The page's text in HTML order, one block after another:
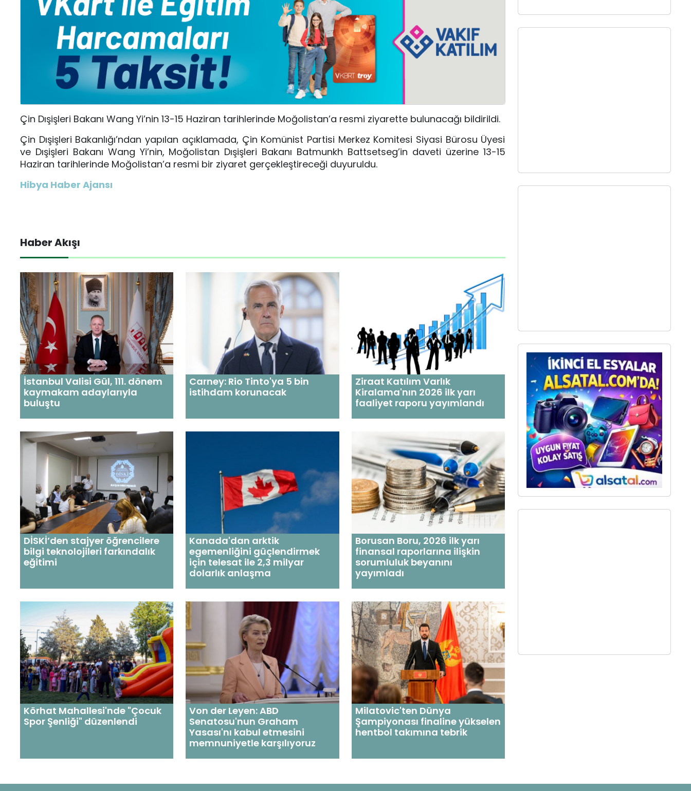
Çin Dışişleri Bakanı Wang Yi’nin 13-15 Haziran tarihlerinde Moğolistan’a resmi ziyarette bulunacağı bildirildi.
Çin Dışişleri Bakanlığı’ndan yapılan açıklamada, Çin Komünist Partisi Merkez Komitesi Siyasi Bürosu Üyesi
ve Dışişleri Bakanı Wang Yi’nin, Moğolistan Dışişleri Bakanı Batmunkh Battsetseg’in daveti üzerine 13-15
Haziran tarihlerinde Moğolistan’a resmi bir ziyaret gerçekleştireceği duyuruldu.
Hibya Haber Ajansı
Haber Akışı
İstanbul Valisi Gül, 111. dönem
kaymakam adaylarıyla
buluştu
Carney: Rio Tinto'ya 5 bin
istihdam korunacak
Ziraat Katılım Varlık
Kiralama'nın 2026 ilk yarı
faaliyet raporu yayımlandı
DİSKİ’den stajyer öğrencilere
bilgi teknolojileri farkındalık
eğitimi
Kanada'dan arktik
egemenliğini güçlendirmek
için telesat ile 2,3 milyar
dolarlık anlaşma
Borusan Boru, 2026 ilk yarı
finansal raporlarına ilişkin
sorumluluk beyanını
yayımladı
Körhat Mahallesi'nde "Çocuk
Spor Şenliği" düzenlendi
Von der Leyen: ABD
Senatosu'nun Graham
Yasası'nı kabul etmesini
memnuniyetle karşılıyoruz
Milatovic'ten Dünya
Şampiyonası finaline yükselen
hentbol takımına tebrik